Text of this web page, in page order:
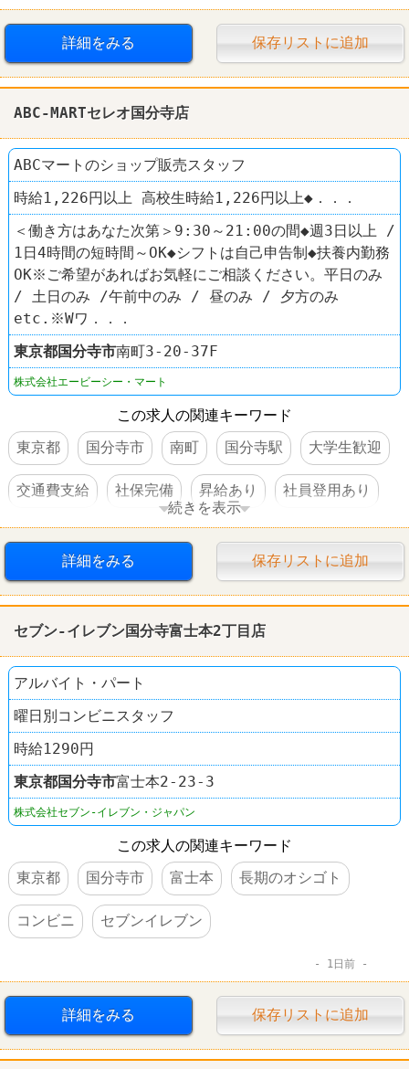
詳細をみる 保存リストに追加
ABC-MARTセレオ国分寺店
ABCマートのショップ販売スタッフ
時給1,226円以上 高校生時給1,226円以上◆．．．
＜働き方はあなた次第＞9:30～21:00の間◆週3日以上 /
1日4時間の短時間～OK◆シフトは自己申告制◆扶養内勤務
OK※ご希望があればお気軽にご相談ください。平日のみ
/ 土日のみ /午前中のみ / 昼のみ / 夕方のみ
etc.※Wワ．．．
東京都国分寺市南町3-20-37F
株式会社エービーシー・マート
この求人の関連キーワード
東京都
国分寺市 南町 国分寺駅 大学生歓迎
交通費支給 社保完備 昇給あり 社員登用あり
靴屋 ABC-MART
続きを表示
詳細をみる 保存リストに追加
セブン-イレブン国分寺富士本2丁目店
アルバイト・パート
曜日別コンビニスタッフ
時給1290円
東京都国分寺市富士本2-23-3
株式会社セブン-イレブン・ジャパン
この求人の関連キーワード
東京都
国分寺市 富士本 長期のオシゴト
コンビニ セブンイレブン
1日前
詳細をみる 保存リストに追加